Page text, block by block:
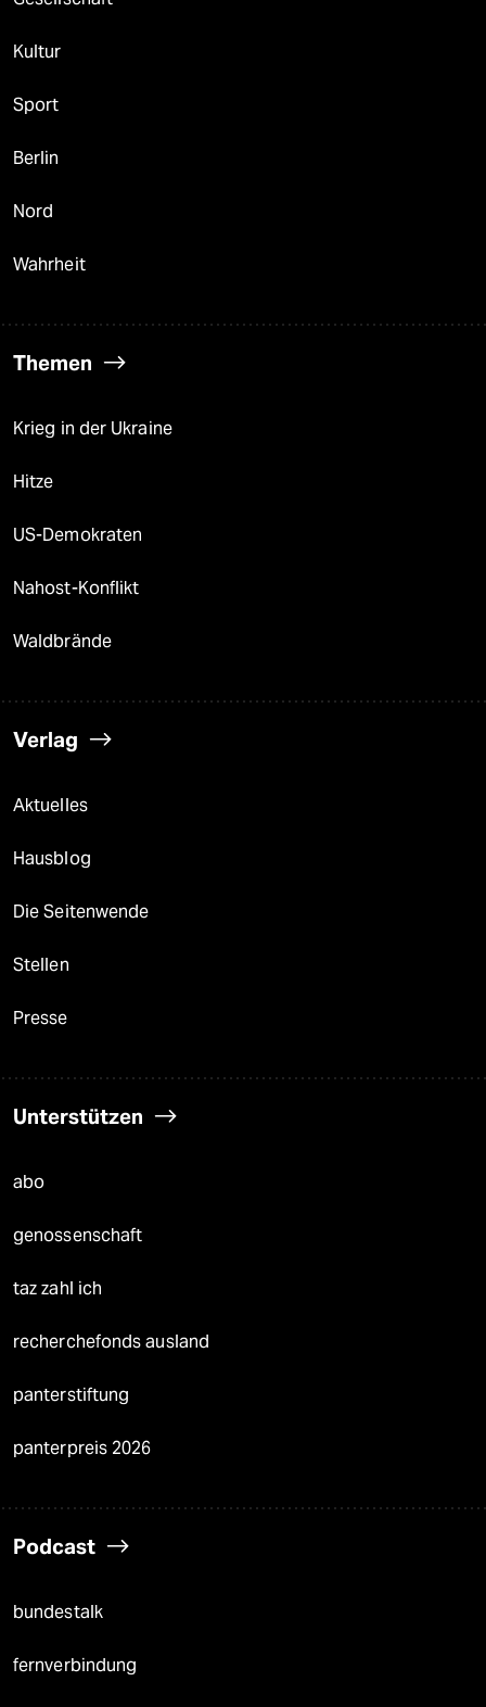
Kultur
Sport
Berlin
Nord
Wahrheit
Themen
Krieg in der Ukraine
Hitze
US-Demokraten
Nahost-Konflikt
Waldbrände
Verlag
Aktuelles
Hausblog
Die Seitenwende
Stellen
Presse
Unterstützen
abo
genossenschaft
taz zahl ich
recherchefonds ausland
panterstiftung
panterpreis 2026
Podcast
bundestalk
fernverbindung